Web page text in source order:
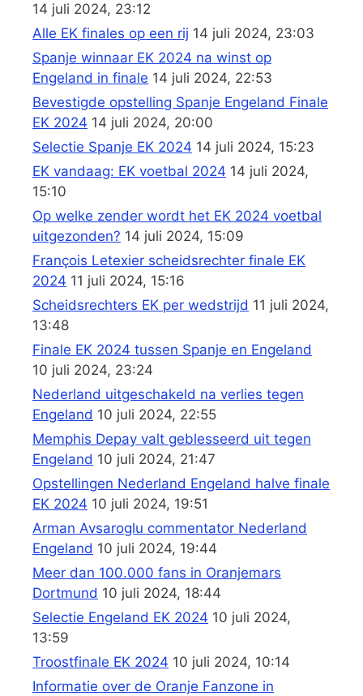
14 juli 2024, 23:12
Alle EK finales op een rij 14 juli 2024, 23:03
Spanje winnaar EK 2024 na winst op
Engeland in finale 14 juli 2024, 22:53
Bevestigde opstelling Spanje Engeland Finale
EK 2024 14 juli 2024, 20:00
Selectie Spanje EK 2024 14 juli 2024, 15:23
EK vandaag: EK voetbal 2024 14 juli 2024,
15:10
Op welke zender wordt het EK 2024 voetbal
uitgezonden? 14 juli 2024, 15:09
François Letexier scheidsrechter finale EK
2024 11 juli 2024, 15:16
Scheidsrechters EK per wedstrijd 11 juli 2024,
13:48
Finale EK 2024 tussen Spanje en Engeland
10 juli 2024, 23:24
Nederland uitgeschakeld na verlies tegen
Engeland 10 juli 2024, 22:55
Memphis Depay valt geblesseerd uit tegen
Engeland 10 juli 2024, 21:47
Opstellingen Nederland Engeland halve finale
EK 2024 10 juli 2024, 19:51
Arman Avsaroglu commentator Nederland
Engeland 10 juli 2024, 19:44
Meer dan 100.000 fans in Oranjemars
Dortmund 10 juli 2024, 18:44
Selectie Engeland EK 2024 10 juli 2024,
13:59
Troostfinale EK 2024 10 juli 2024, 10:14
Informatie over de Oranje Fanzone in